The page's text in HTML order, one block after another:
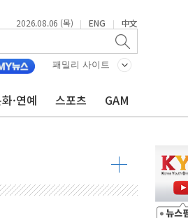
2026.08.06 (목) | ENG | 中文
패밀리 사이트
·연예 스포츠 GAM
다.